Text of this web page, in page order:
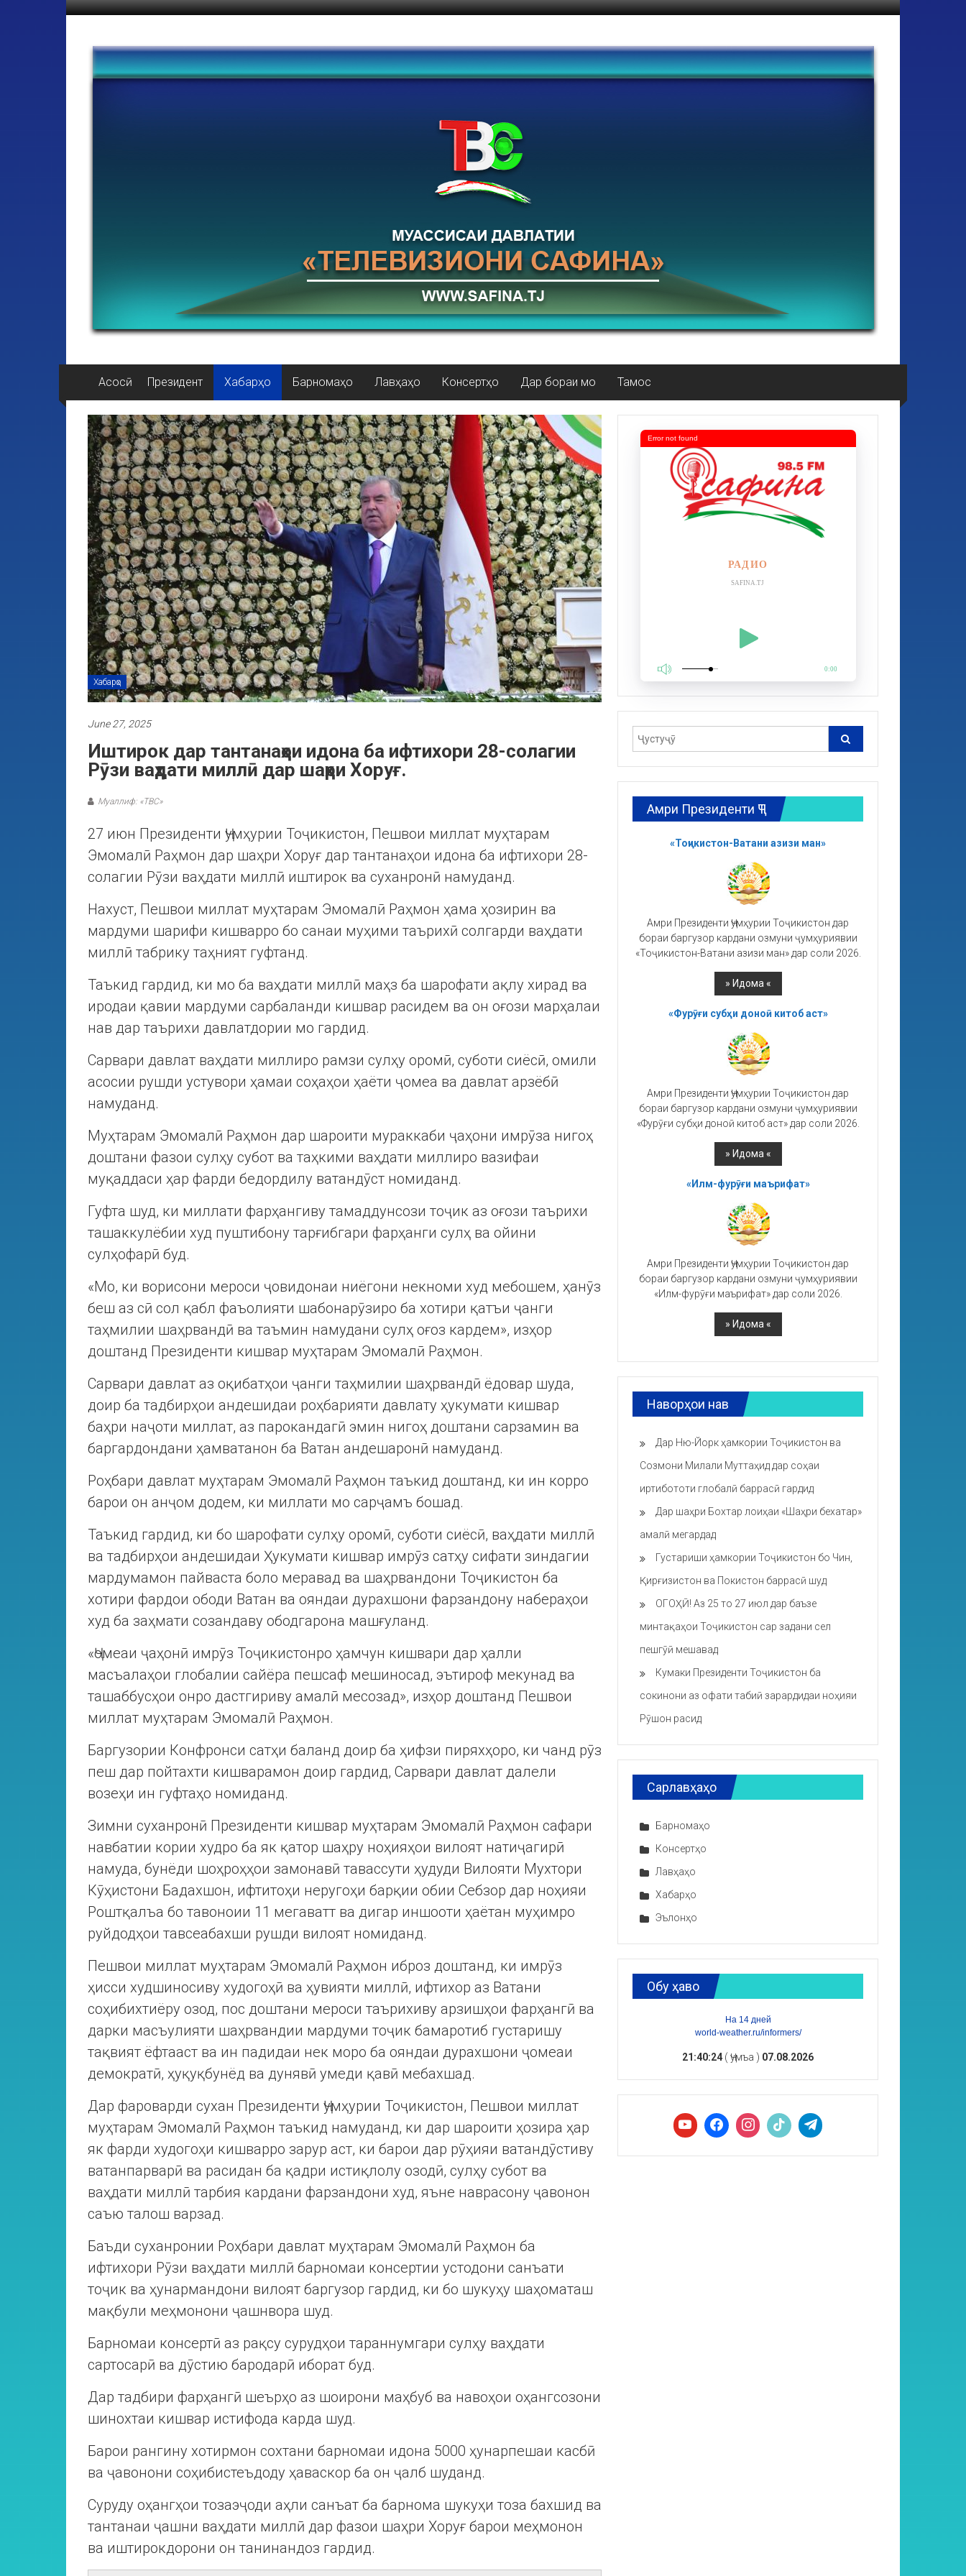
Асосӣ Президент Хабарҳо Барномаҳо Лавҳаҳо Консертҳо Дар бораи мо Тамос
Хабарҳо
June 27, 2025
Иштирок дар тантанаҳои идона ба ифтихори 28-солагии
Рӯзи ваҳдати миллӣ дар шаҳри Хоруғ.
Муаллиф: «ТВС»
27 июн Президенти Ҷумҳурии Тоҷикистон, Пешвои миллат муҳтарам
Эмомалӣ Раҳмон дар шаҳри Хоруғ дар тантанаҳои идона ба ифтихори 28-
солагии Рӯзи ваҳдати миллӣ иштирок ва суханронӣ намуданд.
Нахуст, Пешвои миллат муҳтарам Эмомалӣ Раҳмон ҳама ҳозирин ва
мардуми шарифи кишварро бо санаи муҳими таърихӣ солгарди ваҳдати
миллӣ табрику таҳният гуфтанд.
Таъкид гардид, ки мо ба ваҳдати миллӣ маҳз ба шарофати ақлу хирад ва
иродаи қавии мардуми сарбаланди кишвар расидем ва он оғози марҳалаи
нав дар таърихи давлатдории мо гардид.
Сарвари давлат ваҳдати миллиро рамзи сулҳу оромӣ, суботи сиёсӣ, омили
асосии рушди устувори ҳамаи соҳаҳои ҳаёти ҷомеа ва давлат арзёбӣ
намуданд.
Муҳтарам Эмомалӣ Раҳмон дар шароити мураккаби ҷаҳони имрӯза нигоҳ
доштани фазои сулҳу субот ва таҳкими ваҳдати миллиро вазифаи
муқаддаси ҳар фарди бедордилу ватандӯст номиданд.
Гуфта шуд, ки миллати фарҳангиву тамаддунсози тоҷик аз оғози таърихи
ташаккулёбии худ пуштибону тарғибгари фарҳанги сулҳ ва ойини
сулҳофарӣ буд.
«Мо, ки ворисони мероси ҷовидонаи ниёгони некноми худ мебошем, ҳанӯз
беш аз сӣ сол қабл фаъолияти шабонарӯзиро ба хотири қатъи ҷанги
таҳмилии шаҳрвандӣ ва таъмин намудани сулҳ оғоз кардем», изҳор
доштанд Президенти кишвар муҳтарам Эмомалӣ Раҳмон.
Сарвари давлат аз оқибатҳои ҷанги таҳмилии шаҳрвандӣ ёдовар шуда,
доир ба тадбирҳои андешидаи роҳбарияти давлату ҳукумати кишвар
баҳри наҷоти миллат, аз парокандагӣ эмин нигоҳ доштани сарзамин ва
баргардондани ҳамватанон ба Ватан андешаронӣ намуданд.
Роҳбари давлат муҳтарам Эмомалӣ Раҳмон таъкид доштанд, ки ин корро
барои он анҷом додем, ки миллати мо сарҷамъ бошад.
Таъкид гардид, ки бо шарофати сулҳу оромӣ, суботи сиёсӣ, ваҳдати миллӣ
ва тадбирҳои андешидаи Ҳукумати кишвар имрӯз сатҳу сифати зиндагии
мардумамон пайваста боло меравад ва шаҳрвандони Тоҷикистон ба
хотири фардои ободи Ватан ва ояндаи дурахшони фарзандону набераҳои
худ ба заҳмати созандаву ободгарона машғуланд.
«Ҷомеаи ҷаҳонӣ имрӯз Тоҷикистонро ҳамчун кишвари дар ҳалли
масъалаҳои глобалии сайёра пешсаф мешиносад, эътироф мекунад ва
ташаббусҳои онро дастгириву амалӣ месозад», изҳор доштанд Пешвои
миллат муҳтарам Эмомалӣ Раҳмон.
Баргузории Конфронси сатҳи баланд доир ба ҳифзи пиряхҳоро, ки чанд рӯз
пеш дар пойтахти кишварамон доир гардид, Сарвари давлат далели
возеҳи ин гуфтаҳо номиданд.
Зимни суханронӣ Президенти кишвар муҳтарам Эмомалӣ Раҳмон сафари
навбатии кории худро ба як қатор шаҳру ноҳияҳои вилоят натиҷагирӣ
намуда, бунёди шоҳроҳҳои замонавӣ тавассути ҳудуди Вилояти Мухтори
Кӯҳистони Бадахшон, ифтитоҳи неругоҳи барқии обии Себзор дар ноҳияи
Роштқалъа бо тавоноии 11 мегаватт ва дигар иншооти ҳаётан муҳимро
руйдодҳои тавсеабахши рушди вилоят номиданд.
Пешвои миллат муҳтарам Эмомалӣ Раҳмон иброз доштанд, ки имрӯз
ҳисси худшиносиву худогоҳӣ ва ҳувияти миллӣ, ифтихор аз Ватани
соҳибихтиёру озод, пос доштани мероси таърихиву арзишҳои фарҳангӣ ва
дарки масъулияти шаҳрвандии мардуми тоҷик бамаротиб густаришу
тақвият ёфтааст ва ин падидаи нек моро ба ояндаи дурахшони ҷомеаи
демократӣ, ҳуқуқбунёд ва дунявӣ умеди қавӣ мебахшад.
Дар фароварди сухан Президенти Ҷумҳурии Тоҷикистон, Пешвои миллат
муҳтарам Эмомалӣ Раҳмон таъкид намуданд, ки дар шароити ҳозира ҳар
як фарди худогоҳи кишварро зарур аст, ки барои дар рӯҳияи ватандӯстиву
ватанпарварӣ ва расидан ба қадри истиқлолу озодӣ, сулҳу субот ва
ваҳдати миллӣ тарбия кардани фарзандони худ, яъне наврасону ҷавонон
саъю талош варзад.
Баъди суханронии Роҳбари давлат муҳтарам Эмомалӣ Раҳмон ба
ифтихори Рӯзи ваҳдати миллӣ барномаи консертии устодони санъати
тоҷик ва ҳунармандони вилоят баргузор гардид, ки бо шукуҳу шаҳоматаш
мақбули меҳмонони ҷашнвора шуд.
Барномаи консертӣ аз рақсу сурудҳои тараннумгари сулҳу ваҳдати
сартосарӣ ва дӯстию бародарӣ иборат буд.
Дар тадбири фарҳангӣ шеърҳо аз шоирони маҳбуб ва навоҳои оҳангсозони
шинохтаи кишвар истифода карда шуд.
Барои рангину хотирмон сохтани барномаи идона 5000 ҳунарпешаи касбӣ
ва ҷавонони соҳибистеъдоду ҳаваскор ба он ҷалб шуданд.
Суруду оҳангҳои тозаэҷоди аҳли санъат ба барнома шукуҳи тоза бахшид ва
тантанаи ҷашни ваҳдати миллӣ дар фазои шаҳри Хоруғ барои меҳмонон
ва иштирокдорони он танинандоз гардид.
РАДИО
SAFINA.TJ
0:00
Error not found
Амри Президенти ҶТ
«Тоҷикистон-Ватани азизи ман»
Амри Президенти Ҷумҳурии Тоҷикистон дар
бораи баргузор кардани озмуни ҷумҳуриявии
«Тоҷикистон-Ватани азизи ман» дар соли 2026.
«Фурӯғи субҳи доноӣ китоб аст»
Амри Президенти Ҷумҳурии Тоҷикистон дар
бораи баргузор кардани озмуни ҷумҳуриявии
«Фурӯғи субҳи доноӣ китоб аст» дар соли 2026.
«Илм-фурӯғи маърифат»
Амри Президенти Ҷумҳурии Тоҷикистон дар
бораи баргузор кардани озмуни ҷумҳуриявии
«Илм-фурӯғи маърифат» дар соли 2026.
Наворҳои нав
Дар Ню-Йорк ҳамкории Тоҷикистон ва
Созмони Милали Муттаҳид дар соҳаи
иртибототи глобалӣ баррасӣ гардид
Дар шаҳри Бохтар лоиҳаи «Шаҳри бехатар»
амалӣ мегардад
Густариши ҳамкории Тоҷикистон бо Чин,
Қирғизистон ва Покистон баррасӣ шуд
ОГОҲӢ! Аз 25 то 27 июл дар баъзе
минтақаҳои Тоҷикистон сар задани сел
пешгӯӣ мешавад
Кумаки Президенти Тоҷикистон ба
сокинони аз офати табиӣ зарардидаи ноҳияи
Рӯшон расид
Сарлавҳаҳо
Барномаҳо
Консертҳо
Лавҳаҳо
Хабарҳо
Эълонҳо
Обу ҳаво
На 14 дней
world-weather.ru/informers/
21:40:25 ( Ҷумъа ) 07.08.2026